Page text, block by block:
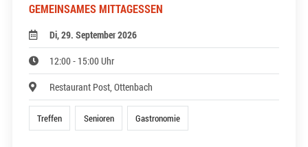
GEMEINSAMES MITTAGESSEN
Di, 29. September 2026
12:00 - 15:00 Uhr
Restaurant Post, Ottenbach
Treffen Senioren Gastronomie